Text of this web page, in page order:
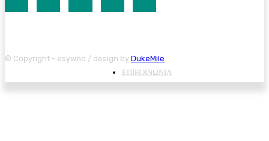
© Copyright - esywho / design by DukeMile
ΕΠΙΚΟΙΝΩΝΙΑ